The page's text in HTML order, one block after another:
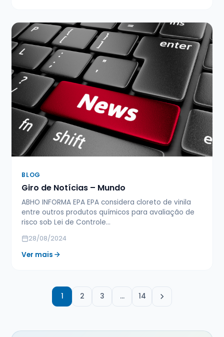
BLOG
Giro de Notícias – Mundo
ABHO INFORMA EPA EPA considera cloreto de vinila
entre outros produtos químicos para avaliação de
risco sob Lei de Controle…
28/08/2024
Ver mais
1 2 3 … 14